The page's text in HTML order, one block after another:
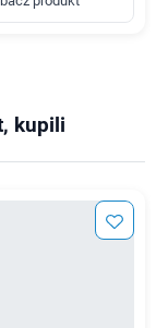
kupili